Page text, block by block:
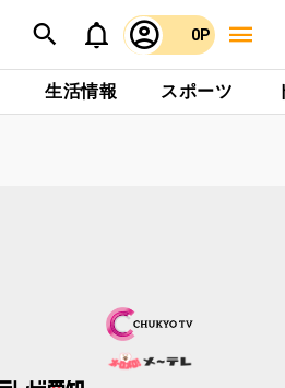
0P
生活情報 スポーツ